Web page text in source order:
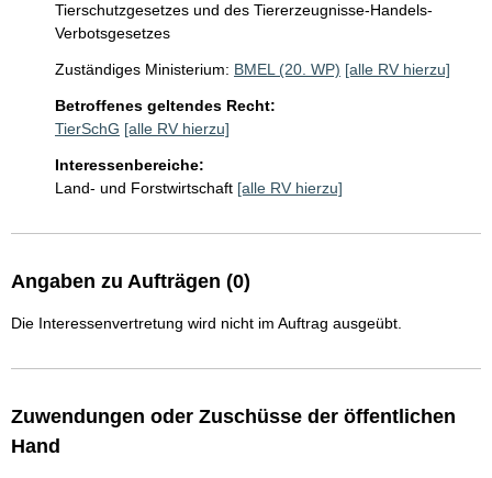
Tierschutzgesetzes und des Tiererzeugnisse-Handels-
Verbotsgesetzes
Zuständiges Ministerium: BMEL (20. WP) [alle RV hierzu]
Betroffenes geltendes Recht:
TierSchG [alle RV hierzu]
Interessenbereiche:
Land- und Forstwirtschaft [alle RV hierzu]
Angaben zu Aufträgen (0)
Die Interessenvertretung wird nicht im Auftrag ausgeübt.
Zuwendungen oder Zuschüsse der öffentlichen
Hand